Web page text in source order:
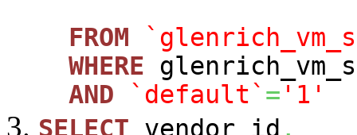
FROM
WHERE
AND
`default` = '1'
SELECT vendor_id ,